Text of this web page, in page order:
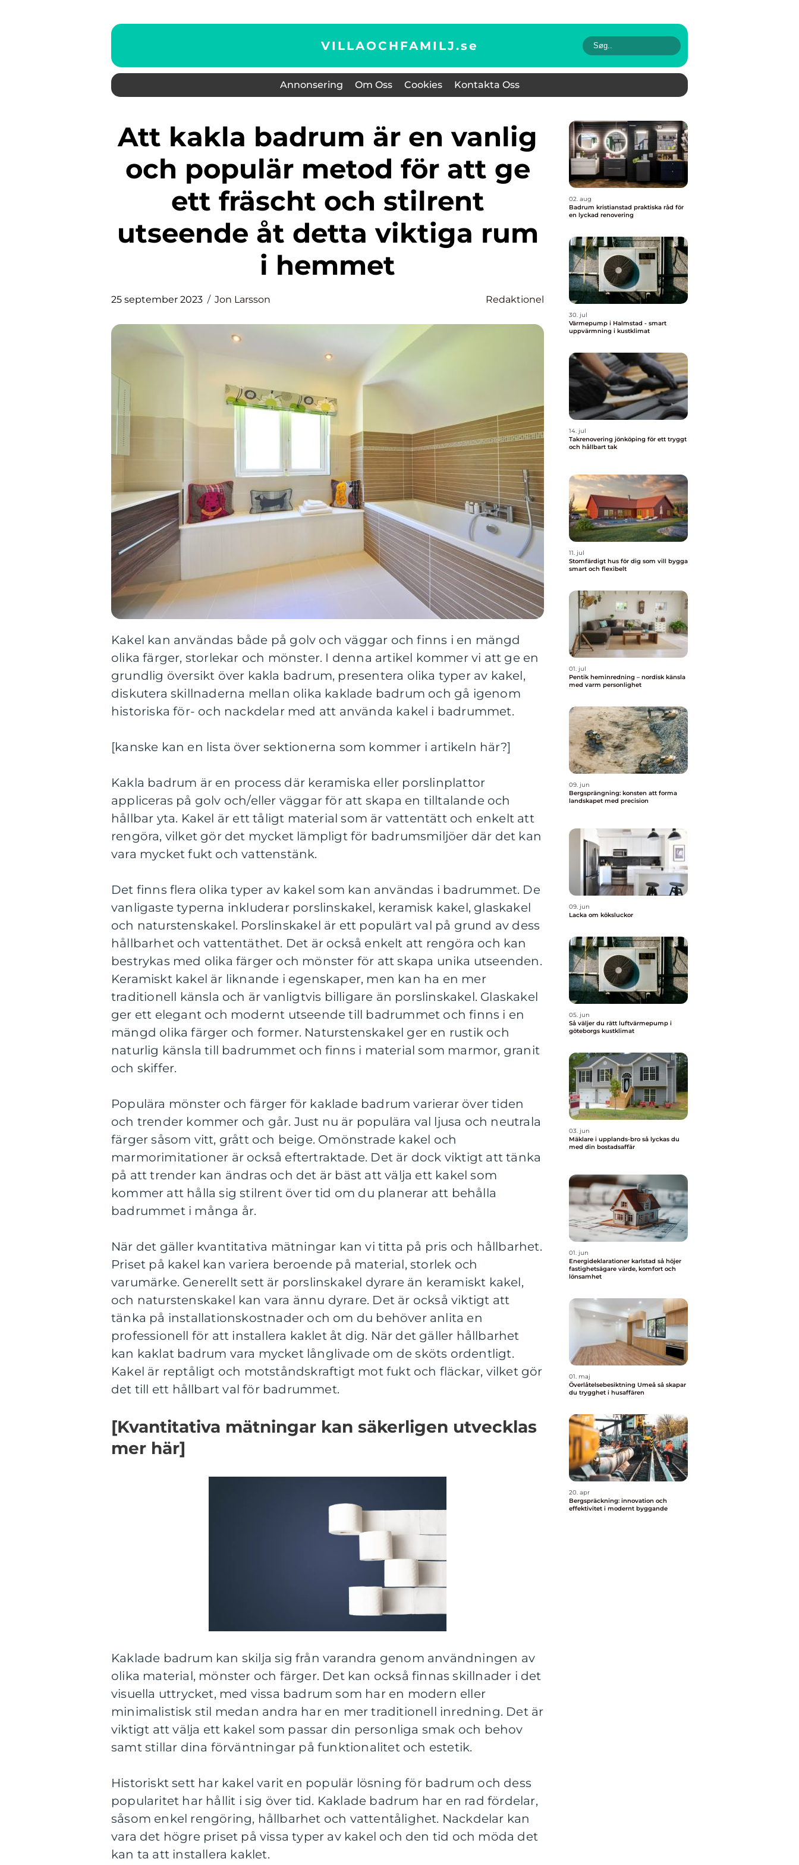
VILLAOCHFAMILJ.se
Annonsering Om Oss Cookies Kontakta Oss
Att kakla badrum är en vanlig
och populär metod för att ge
ett fräscht och stilrent
utseende åt detta viktiga rum
i hemmet
25 september 2023 Jon Larsson Redaktionel
Kakel kan användas både på golv och väggar och finns i en mängd
olika färger, storlekar och mönster. I denna artikel kommer vi att ge en
grundlig översikt över kakla badrum, presentera olika typer av kakel,
diskutera skillnaderna mellan olika kaklade badrum och gå igenom
historiska för- och nackdelar med att använda kakel i badrummet.
[kanske kan en lista över sektionerna som kommer i artikeln här?]
Kakla badrum är en process där keramiska eller porslinplattor
appliceras på golv och/eller väggar för att skapa en tilltalande och
hållbar yta. Kakel är ett tåligt material som är vattentätt och enkelt att
rengöra, vilket gör det mycket lämpligt för badrumsmiljöer där det kan
vara mycket fukt och vattenstänk.
Det finns flera olika typer av kakel som kan användas i badrummet. De
vanligaste typerna inkluderar porslinskakel, keramisk kakel, glaskakel
och naturstenskakel. Porslinskakel är ett populärt val på grund av dess
hållbarhet och vattentäthet. Det är också enkelt att rengöra och kan
bestrykas med olika färger och mönster för att skapa unika utseenden.
Keramiskt kakel är liknande i egenskaper, men kan ha en mer
traditionell känsla och är vanligtvis billigare än porslinskakel. Glaskakel
ger ett elegant och modernt utseende till badrummet och finns i en
mängd olika färger och former. Naturstenskakel ger en rustik och
naturlig känsla till badrummet och finns i material som marmor, granit
och skiffer.
Populära mönster och färger för kaklade badrum varierar över tiden
och trender kommer och går. Just nu är populära val ljusa och neutrala
färger såsom vitt, grått och beige. Omönstrade kakel och
marmorimitationer är också eftertraktade. Det är dock viktigt att tänka
på att trender kan ändras och det är bäst att välja ett kakel som
kommer att hålla sig stilrent över tid om du planerar att behålla
badrummet i många år.
När det gäller kvantitativa mätningar kan vi titta på pris och hållbarhet.
Priset på kakel kan variera beroende på material, storlek och
varumärke. Generellt sett är porslinskakel dyrare än keramiskt kakel,
och naturstenskakel kan vara ännu dyrare. Det är också viktigt att
tänka på installationskostnader och om du behöver anlita en
professionell för att installera kaklet åt dig. När det gäller hållbarhet
kan kaklat badrum vara mycket långlivade om de sköts ordentligt.
Kakel är reptåligt och motståndskraftigt mot fukt och fläckar, vilket gör
det till ett hållbart val för badrummet.
[Kvantitativa mätningar kan säkerligen utvecklas
mer här]
Kaklade badrum kan skilja sig från varandra genom användningen av
olika material, mönster och färger. Det kan också finnas skillnader i det
visuella uttrycket, med vissa badrum som har en modern eller
minimalistisk stil medan andra har en mer traditionell inredning. Det är
viktigt att välja ett kakel som passar din personliga smak och behov
samt stillar dina förväntningar på funktionalitet och estetik.
Historiskt sett har kakel varit en populär lösning för badrum och dess
popularitet har hållit i sig över tid. Kaklade badrum har en rad fördelar,
såsom enkel rengöring, hållbarhet och vattentålighet. Nackdelar kan
vara det högre priset på vissa typer av kakel och den tid och möda det
kan ta att installera kaklet.
02. aug
Badrum kristianstad praktiska råd för
en lyckad renovering
30. jul
Värmepump i Halmstad - smart
uppvärmning i kustklimat
14. jul
Takrenovering jönköping för ett tryggt
och hållbart tak
11. jul
Stomfärdigt hus för dig som vill bygga
smart och flexibelt
01. jul
Pentik heminredning – nordisk känsla
med varm personlighet
09. jun
Bergsprängning: konsten att forma
landskapet med precision
09. jun
Lacka om köksluckor
05. jun
Så väljer du rätt luftvärmepump i
göteborgs kustklimat
03. jun
Mäklare i upplands-bro så lyckas du
med din bostadsaffär
01. jun
Energideklarationer karlstad så höjer
fastighetsägare värde, komfort och
lönsamhet
01. maj
Överlåtelsebesiktning Umeå så skapar
du trygghet i husaffären
20. apr
Bergspräckning: innovation och
effektivitet i modernt byggande